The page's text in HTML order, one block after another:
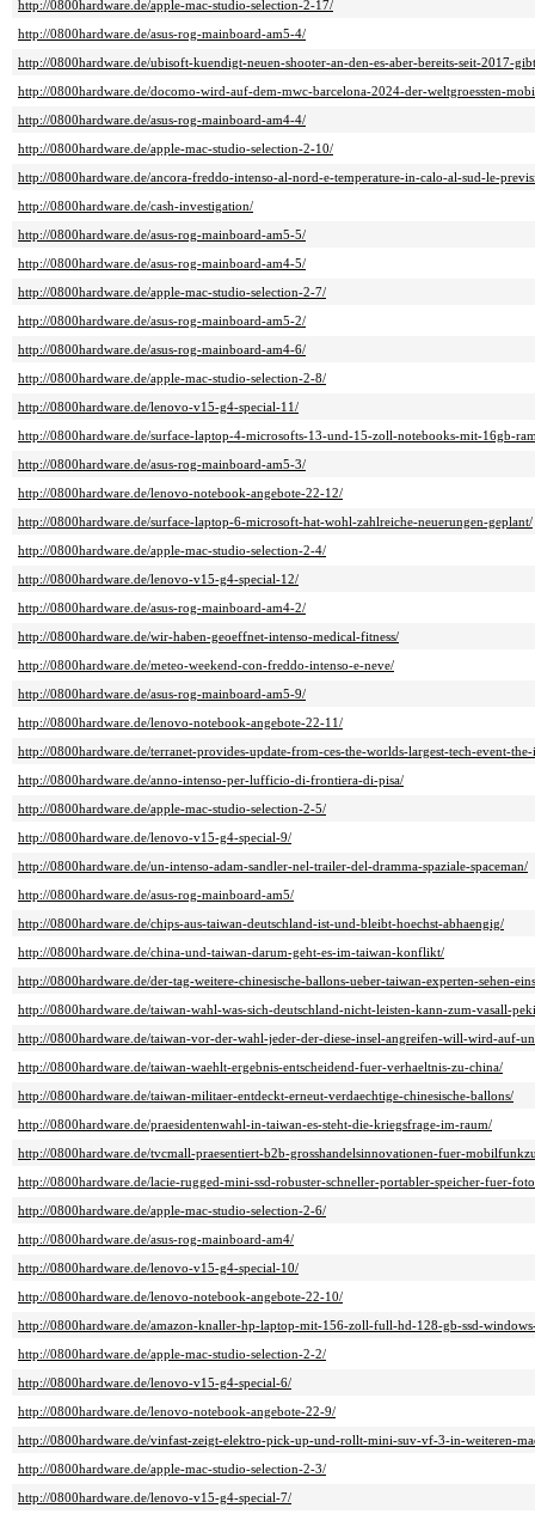
http://0800hardware.de/apple-mac-studio-selection-2-17/
http://0800hardware.de/asus-rog-mainboard-am5-4/
http://0800hardware.de/ubisoft-kuendigt-neuen-shooter-an-den-es-aber-bereits-seit-2017-
http://0800hardware.de/docomo-wird-auf-dem-mwc-barcelona-2024-der-weltgroessten-
http://0800hardware.de/asus-rog-mainboard-am4-4/
http://0800hardware.de/apple-mac-studio-selection-2-10/
http://0800hardware.de/ancora-freddo-intenso-al-nord-e-temperature-in-calo-al-sud-le-
http://0800hardware.de/cash-investigation/
http://0800hardware.de/asus-rog-mainboard-am5-5/
http://0800hardware.de/asus-rog-mainboard-am4-5/
http://0800hardware.de/apple-mac-studio-selection-2-7/
http://0800hardware.de/asus-rog-mainboard-am5-2/
http://0800hardware.de/asus-rog-mainboard-am4-6/
http://0800hardware.de/apple-mac-studio-selection-2-8/
http://0800hardware.de/lenovo-v15-g4-special-11/
http://0800hardware.de/surface-laptop-4-microsofts-13-und-15-zoll-notebooks-mit-16gb-
http://0800hardware.de/asus-rog-mainboard-am5-3/
http://0800hardware.de/lenovo-notebook-angebote-22-12/
http://0800hardware.de/surface-laptop-6-microsoft-hat-wohl-zahlreiche-neuerungen-geplant/
http://0800hardware.de/apple-mac-studio-selection-2-4/
http://0800hardware.de/lenovo-v15-g4-special-12/
http://0800hardware.de/asus-rog-mainboard-am4-2/
http://0800hardware.de/wir-haben-geoeffnet-intenso-medical-fitness/
http://0800hardware.de/meteo-weekend-con-freddo-intenso-e-neve/
http://0800hardware.de/asus-rog-mainboard-am5-9/
http://0800hardware.de/lenovo-notebook-angebote-22-11/
http://0800hardware.de/terranet-provides-update-from-ces-the-worlds-largest-tech-event-
http://0800hardware.de/anno-intenso-per-lufficio-di-frontiera-di-pisa/
http://0800hardware.de/apple-mac-studio-selection-2-5/
http://0800hardware.de/lenovo-v15-g4-special-9/
http://0800hardware.de/un-intenso-adam-sandler-nel-trailer-del-dramma-spaziale-spaceman/
http://0800hardware.de/asus-rog-mainboard-am5/
http://0800hardware.de/chips-aus-taiwan-deutschland-ist-und-bleibt-hoechst-abhaengig/
http://0800hardware.de/china-und-taiwan-darum-geht-es-im-taiwan-konflikt/
http://0800hardware.de/der-tag-weitere-chinesische-ballons-ueber-taiwan-experten-sehen-
http://0800hardware.de/taiwan-wahl-was-sich-deutschland-nicht-leisten-kann-zum-vasall-
http://0800hardware.de/taiwan-vor-der-wahl-jeder-der-diese-insel-angreifen-will-wird-auf-
http://0800hardware.de/taiwan-waehlt-ergebnis-entscheidend-fuer-verhaeltnis-zu-china/
http://0800hardware.de/taiwan-militaer-entdeckt-erneut-verdaechtige-chinesische-ballons/
http://0800hardware.de/praesidentenwahl-in-taiwan-es-steht-die-kriegsfrage-im-raum/
http://0800hardware.de/tvcmall-praesentiert-b2b-grosshandelsinnovationen-fuer-
http://0800hardware.de/lacie-rugged-mini-ssd-robuster-schneller-portabler-speicher-fuer-
http://0800hardware.de/apple-mac-studio-selection-2-6/
http://0800hardware.de/asus-rog-mainboard-am4/
http://0800hardware.de/lenovo-v15-g4-special-10/
http://0800hardware.de/lenovo-notebook-angebote-22-10/
http://0800hardware.de/amazon-knaller-hp-laptop-mit-156-zoll-full-hd-128-gb-ssd-
http://0800hardware.de/apple-mac-studio-selection-2-2/
http://0800hardware.de/lenovo-v15-g4-special-6/
http://0800hardware.de/lenovo-notebook-angebote-22-9/
http://0800hardware.de/vinfast-zeigt-elektro-pick-up-und-rollt-mini-suv-vf-3-in-weiteren-
http://0800hardware.de/apple-mac-studio-selection-2-3/
http://0800hardware.de/lenovo-v15-g4-special-7/